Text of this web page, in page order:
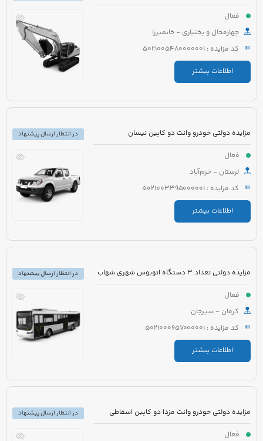
فعال
چهارمحال و بختیاری - خانمیرزا
کد مزایده : 5021005480000001
اطلاعات بیشتر
مزایده دولتی خودرو وانت دو کابین نیسان
فعال
لرستان - خرم‌آباد
کد مزایده : 5021003395000001
اطلاعات بیشتر
در انتظار ارسال پیشنهاد
مزایده دولتی تعداد 3 دستگاه اتوبوس شهری شهاب
فعال
کرمان - سیرجان
کد مزایده : 5021000657000001
اطلاعات بیشتر
در انتظار ارسال پیشنهاد
مزایده دولتی خودرو وانت مزدا دو کابین اسقاطی
فعال
در انتظار ارسال پیشنهاد